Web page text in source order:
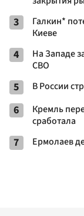
3
Галкин*
Киеве
4
На Западе
СВО
5 В России
6
Кремль
сработала
7 Ермолаев